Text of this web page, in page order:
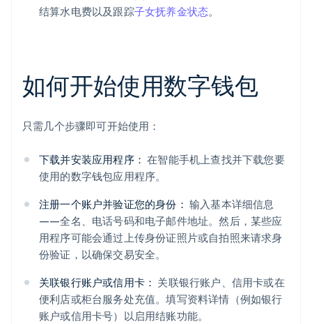
结算水电费以及跟踪子女抚养金状态。
如何开始使用数字钱包
只需几个步骤即可开始使用：
下载并安装应用程序： 在智能手机上查找并下载您要
使用的数字钱包应用程序。
注册一个账户并验证您的身份： 输入基本详细信息
——全名、电话号码和电子邮件地址。然后，某些应
用程序可能会通过上传身份证照片或自拍照来请求身
份验证，以确保交易安全。
关联银行账户或信用卡： 关联银行账户、信用卡或在
便利店或柜台服务处充值。填写资料详情（例如银行
账户或信用卡号）以启用结账功能。